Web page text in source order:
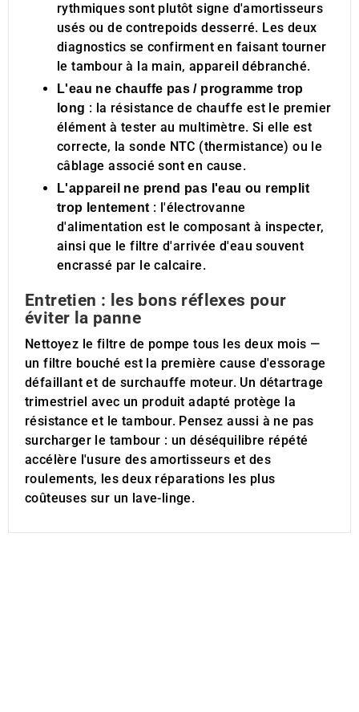
rythmiques sont plutôt signe d'amortisseurs
usés ou de contrepoids desserré. Les deux
diagnostics se confirment en faisant tourner
le tambour à la main, appareil débranché.
L'eau ne chauffe pas / programme trop
long : la résistance de chauffe est le premier
élément à tester au multimètre. Si elle est
correcte, la sonde NTC (thermistance) ou le
câblage associé sont en cause.
L'appareil ne prend pas l'eau ou remplit
trop lentement: l'électrovanne
d'alimentation est le composant à inspecter,
ainsi que le filtre d'arrivée d'eau souvent
encrassé par le calcaire.
Entretien : les bons réflexes pour
éviter la panne
Nettoyez le filtre de pompe tous les deux mois —
un filtre bouché est la première cause d'essorage
défaillant et de surchauffe moteur. Un détartrage
trimestriel avec un produit adapté protège la
résistance et le tambour. Pensez aussi à ne pas
surcharger le tambour : un déséquilibre répété
accélère l'usure des amortisseurs et des
roulements, les deux réparations les plus
coûteuses sur un lave-linge.